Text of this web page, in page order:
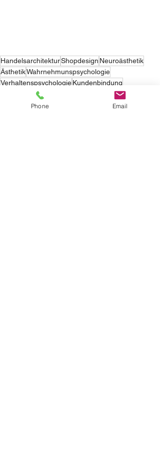
HandelsarchitekturShopdesign Neuroästhetik
ÄsthetikWahrnehmunspsychologie
VerhaltenspsychologieKundenbindung
Kundenentscheidung
Corona
Sicherheit gestalten
Phone Email